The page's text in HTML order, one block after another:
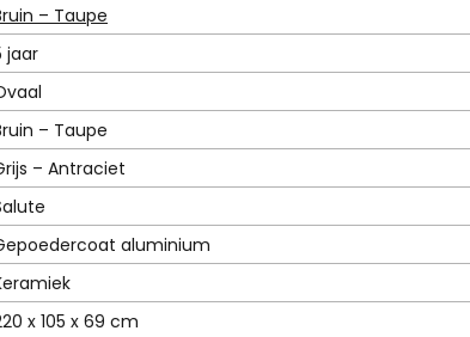
– Taupe
jaar
– Taupe
– Antraciet
aluminium
x 105 x 69 cm